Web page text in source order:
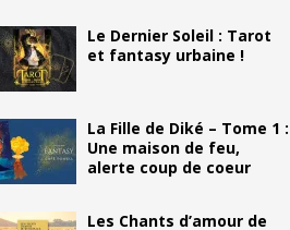
Le Dernier Soleil : Tarot
et fantasy urbaine !
La Fille de Diké – Tome 1 :
Une maison de feu,
alerte coup de coeur
Les Chants d’amour de